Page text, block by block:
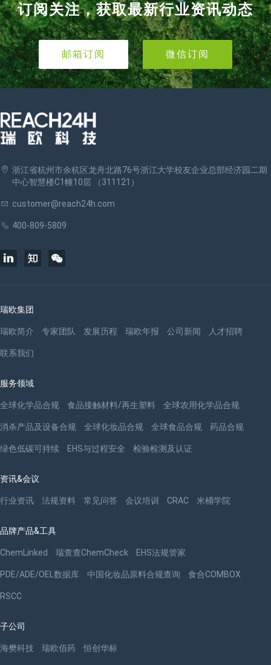
订阅关注，获取最新行业资讯动态
邮箱订阅 微信订阅
浙江省杭州市余杭区龙舟北路76号浙江大学校友企业总部经济园二期
中心智慧楼C1幢10层 （311121）
customer@reach24h.com
400-809-5809
瑞欧集团
瑞欧简介 专家团队 发展历程 瑞欧年报 公司新闻 人才招聘
联系我们
服务领域
全球化学品合规 食品接触材料/再生塑料 全球农用化学品合规
消杀产品及设备合规 全球化妆品合规 全球食品合规 药品合规
绿色低碳可持续 EHS与过程安全 检验检测及认证
资讯&会议
行业资讯 法规资料 常见问答 会议培训 CRAC 米桶学院
品牌产品&工具
ChemLinked 瑞查查ChemCheck EHS法规管家
PDE/ADE/OEL数据库 中国化妆品原料合规查询 食合COMBOX
RSCC
子公司
海樊科技 瑞欧佰药 恒创华标